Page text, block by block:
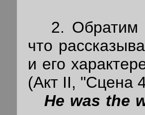
2. Обратим
что
и его
(Акт II, "Сцена
He was the